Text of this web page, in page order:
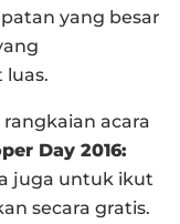
yang besar
acara
Day 2016:
juga untuk ikut
secara gratis.